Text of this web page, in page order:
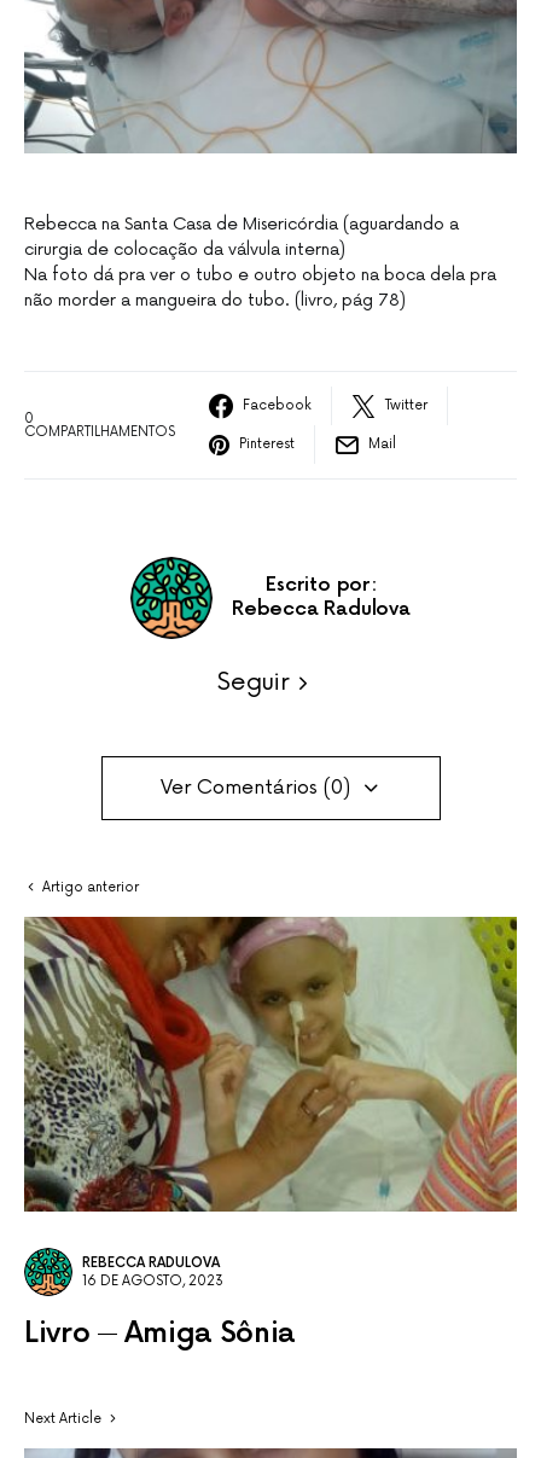
Rebecca na Santa Casa de Misericórdia (aguardando a
cirurgia de colocação da válvula interna)
Na foto dá pra ver o tubo e outro objeto na boca dela pra
não morder a mangueira do tubo. (livro, pág 78)
0
COMPARTILHAMENTOS
Facebook Twitter
Pinterest Mail
Escrito por:
Rebecca Radulova
Seguir
Ver Comentários (0)
Artigo anterior
REBECCA RADULOVA
16 DE AGOSTO, 2023
Livro Amiga Sônia
Next Article